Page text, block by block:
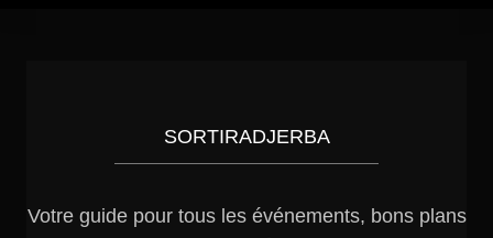
SORTIRADJERBA
Votre guide pour tous les événements, bons plans